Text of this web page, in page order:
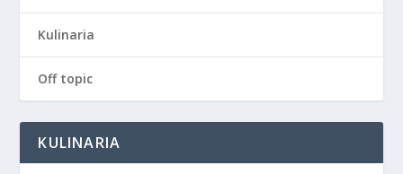
Kulinaria
Off topic
KULINARIA